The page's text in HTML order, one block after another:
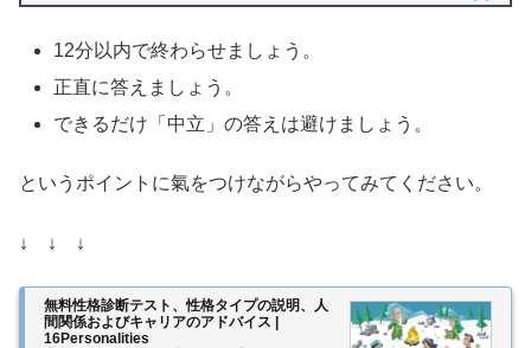
12分以内で終わらせましょう。
正直に答えましょう。
できるだけ「中立」の答えは避けましょう。
というポイントに氣をつけながらやってみてください。
↓ ↓ ↓
無料性格診断テスト、性格タイプの説明、人
間関係およびキャリアのアドバイス |
16Personalities